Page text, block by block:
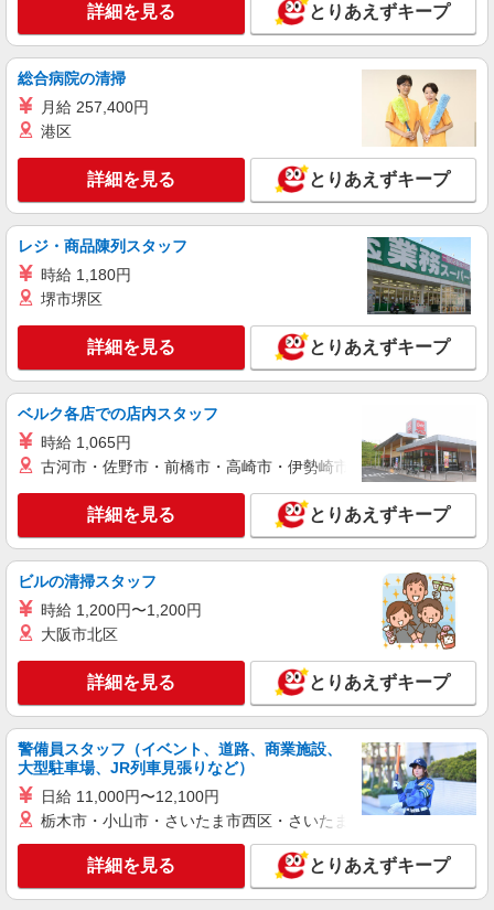
分単位で別途支給します。
東京都庁 （東京都新宿区西新宿2‐8‐1 東京
都庁第一本庁舎32階）
キープ 詳細を見る
アルバイト
コンパスグループ・ジャパン株式会社 21760_p
調理師【アルバイト・パート】
時給1,550円以上 試用期間中 時給1,550円以上
(試用期間2ヶ月) 残業が発生した場合、残業代を1
分単位で別途支給します。
大成建設本社 （東京都新宿区西新宿1-25-1
キープ 詳細を見る
調理補助【アルバイト・パート】
(試用期間2ヶ月) 残業が発生した場合、残業代を1
分単位で別途支給します。
新宿ルミネ1店キャフェテリア （東京都新宿
区西新宿1-1-5 新宿ルミネ1 8階）
アルバイト パート
コンパスグループ・ジャパン株式会社 21760_p
調理補助【アルバイト・パート】
時給1,280円以上 試用期間中 時給1,280円以上
(試用期間2ヶ月) 残業が発生した場合、残業代を1
分単位で別途支給します。
大成建設本社 （東京都新宿区西新宿1-25-1
新宿センタービル6階）
キープ 詳細を見る
パート
コンパスグループ・ジャパン株式会社 20418_p
詳細を見る とりあえずキープ
総合病院の清掃
月給 257,400円
港区
詳細を見る とりあえずキープ
レジ・商品陳列スタッフ
時給 1,180円
堺市堺区
詳細を見る とりあえずキープ
ベルク各店での店内スタッフ
時給 1,065円
古河市・佐野市・前橋市・高崎市・伊勢崎市・太田市・館林市
詳細を見る とりあえずキープ
ビルの清掃スタッフ
時給 1,200円〜1,200円
大阪市北区
詳細を見る とりあえずキープ
警備員スタッフ（イベント、道路、商業施設、
大型駐車場、JR列車見張りなど）
日給 11,000円〜12,100円
栃木市・小山市・さいたま市西区・さいたま市岩槻区・久喜市・
詳細を見る とりあえずキープ